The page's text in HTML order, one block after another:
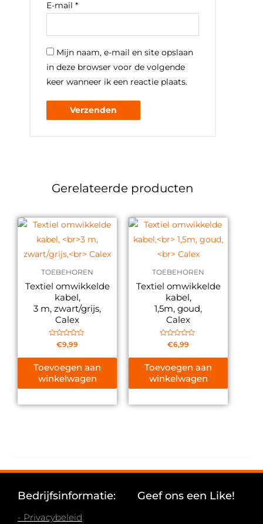
E-mail*
Mijn naam, e-mail en site opslaan
in deze browser voor de volgende
keer wanneer ik een reactie plaats.
Gerelateerde producten
TOEBEHOREN
Textiel omwikkelde
kabel,
3 m, zwart/grijs,
Calex
Gewaardeerd
€9,99
Toevoegen aan
winkelwagen
TOEBEHOREN
Textiel omwikkelde
kabel,
1,5m, goud,
Calex
Gewaardeerd
€6,99
Toevoegen aan
winkelwagen
Bedrijfsinformatie:
- Privacybeleid
Geef ons een Like!